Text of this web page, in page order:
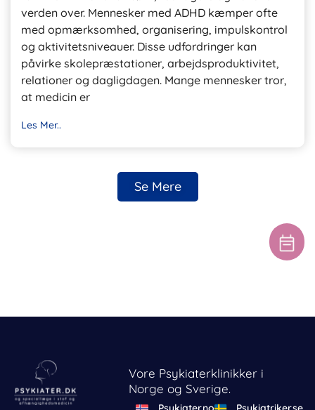
verden over. Mennesker med ADHD kæmper ofte
med opmærksomhed, organisering, impulskontrol
og aktivitetsniveauer. Disse udfordringer kan
påvirke skolepræstationer, arbejdsproduktivitet,
relationer og dagligdagen. Mange mennesker tror, ​​
at medicin er
Les Mer..
Se Mere
Vore Psykiaterklinikker i
Norge og Sverige.